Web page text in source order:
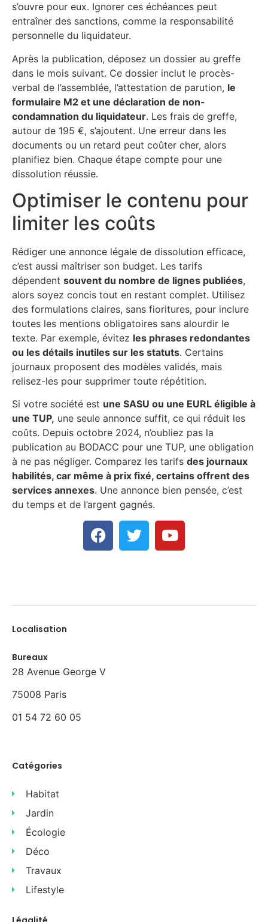
s’ouvre pour eux. Ignorer ces échéances peut
entraîner des sanctions, comme la responsabilité
personnelle du liquidateur.
Après la publication, déposez un dossier au greffe
dans le mois suivant. Ce dossier inclut le procès-
verbal de l’assemblée, l’attestation de parution, le
formulaire M2 et une déclaration de non-
condamnation du liquidateur. Les frais de greffe,
autour de 195 €, s’ajoutent. Une erreur dans les
documents ou un retard peut coûter cher, alors
planifiez bien. Chaque étape compte pour une
dissolution réussie.
Optimiser le contenu pour
limiter les coûts
Rédiger une annonce légale de dissolution efficace,
c’est aussi maîtriser son budget. Les tarifs
dépendent souvent du nombre de lignes publiées,
alors soyez concis tout en restant complet. Utilisez
des formulations claires, sans fioritures, pour inclure
toutes les mentions obligatoires sans alourdir le
texte. Par exemple, évitez les phrases redondantes
ou les détails inutiles sur les statuts. Certains
journaux proposent des modèles validés, mais
relisez-les pour supprimer toute répétition.
Si votre société est une SASU ou une EURL éligible à
une TUP, une seule annonce suffit, ce qui réduit les
coûts. Depuis octobre 2024, n’oubliez pas la
publication au BODACC pour une TUP, une obligation
à ne pas négliger. Comparez les tarifs des journaux
habilités, car même à prix fixé, certains offrent des
services annexes. Une annonce bien pensée, c’est
du temps et de l’argent gagnés.
Localisation
Bureaux
28 Avenue George V
75008 Paris
01 54 72 60 05
Catégories
Habitat
Jardin
Écologie
Déco
Travaux
Lifestyle